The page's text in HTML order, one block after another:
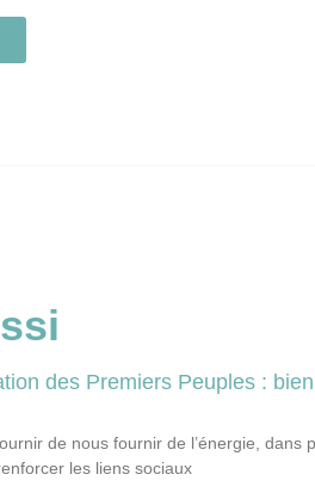
des Premiers Peuples :
de nous fournir de l’énergie, dans
les liens sociaux